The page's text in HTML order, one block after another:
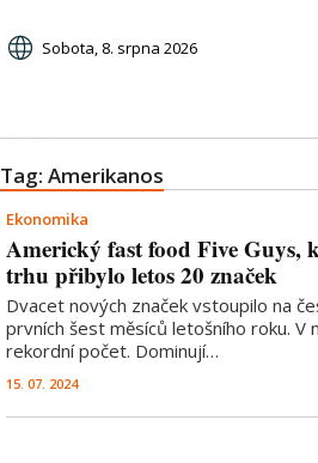
Sobota, 8. srpna 2026
Tag: Amerikanos
Ekonomika
Americký fast food Five Guys,
trhu přibylo letos 20 značek
Dvacet nových značek vstoupilo na
prvních šest měsíců letošního roku. V
rekordní počet. Dominují…
15. 07. 2024